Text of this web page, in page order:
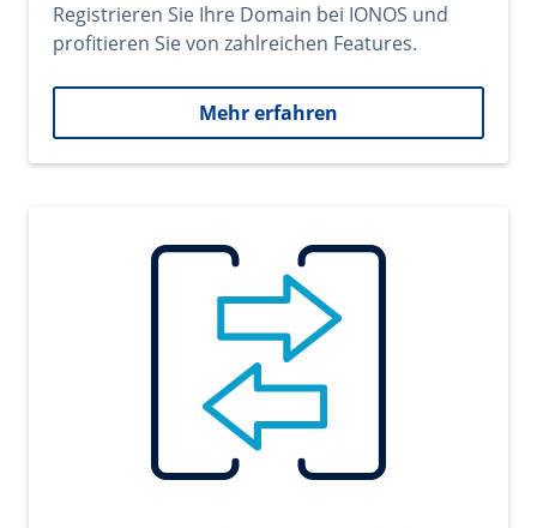
Registrieren Sie Ihre Domain bei IONOS und
profitieren Sie von zahlreichen Features.
Mehr erfahren